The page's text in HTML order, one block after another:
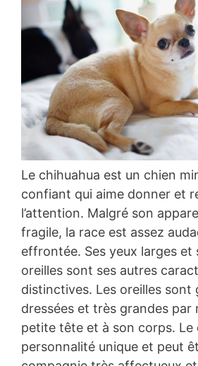
Le chihuahua est un chien
confiant qui aime donner et
l’attention. Malgré son
fragile, la race est assez
effrontée. Ses yeux larges et
oreilles sont ses autres
distinctives. Les oreilles sont
dressées et très grandes par
petite tête et à son corps. Le
personnalité unique et peut